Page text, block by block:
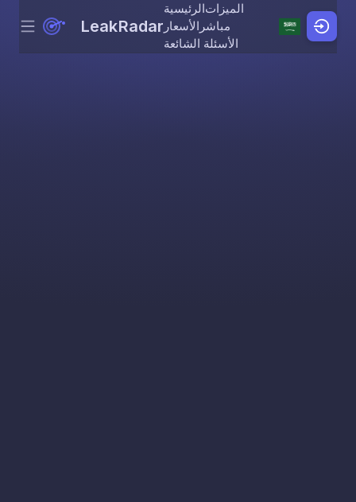
Skip to content
Menu LeakRadar
الرئيسيةالميزات
الأسعار مباشر
الأسئلة الشائعة